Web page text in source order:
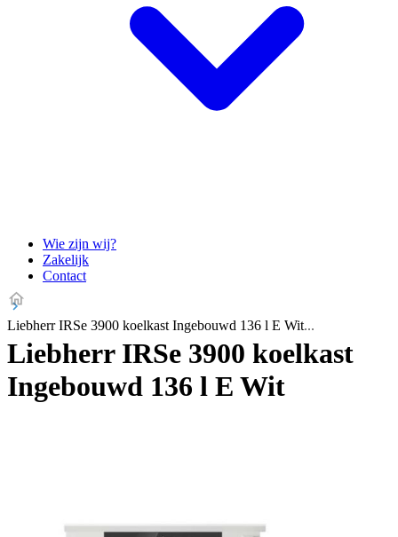
Wie zijn wij?
Zakelijk
Contact
Liebherr IRSe 3900 koelkast Ingebouwd 136 l E Wit
Liebherr IRSe 3900 koelkast
Ingebouwd 136 l E Wit